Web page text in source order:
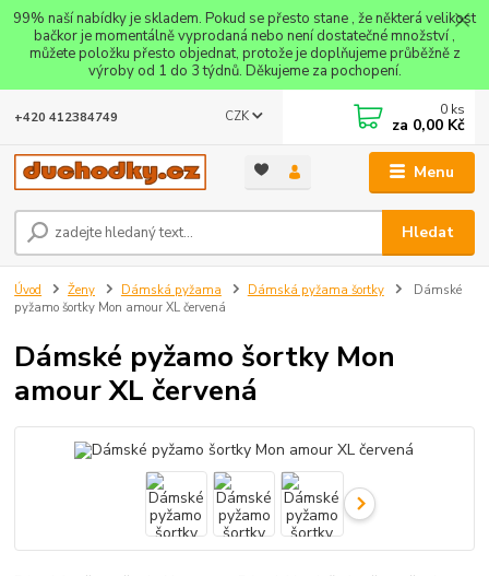
99% naší nabídky je skladem. Pokud se přesto stane , že některá velikost
bačkor je momentálně vyprodaná nebo není dostatečné množství ,
můžete položku přesto objednat, protože je doplňujeme průběžně z
výroby od 1 do 3 týdnů. Děkujeme za pochopení.
Menu
CZK
Hledat
+420 412384749 0 ks
za 0,00 Kč
Úvod Ženy Dámská pyžama Dámská pyžama šortky
Dámské
pyžamo šortky Mon amour XL červená
Dámské pyžamo šortky Mon
amour XL červená